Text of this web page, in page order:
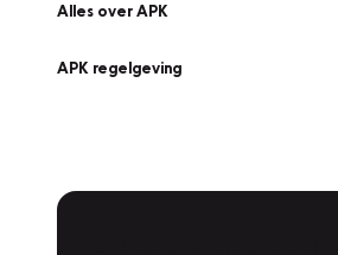
Alles over APK
APK regelgeving